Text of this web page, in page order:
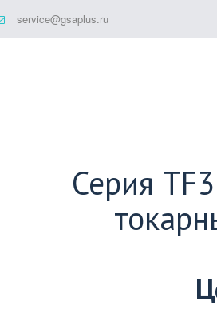
service@gsaplus.ru
Серия